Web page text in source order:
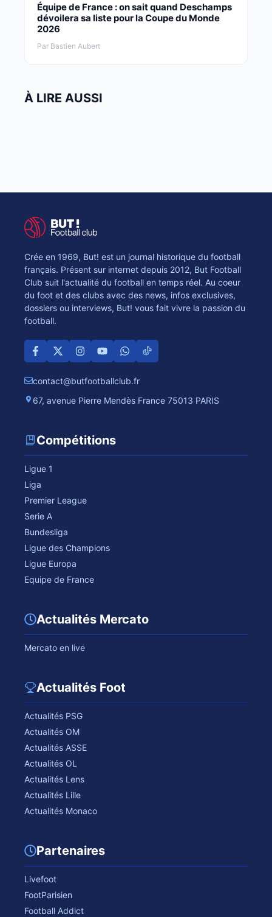
Équipe de France : on sait quand Deschamps
dévoilera sa liste pour la Coupe du Monde
2026
Par Bastien Aubert
À LIRE AUSSI
Crée en 1969, But! est un journal historique du football
français. Présent sur internet depuis 2012, But Football
Club suit l'actualité du football en temps réel. Au coeur
du foot et des clubs avec des news, infos exclusives,
dossiers ou interviews, But! vous fait vivre la passion du
football.
contact@butfootballclub.fr
67, avenue Pierre Mendès France 75013 PARIS
Compétitions
Ligue 1
Liga
Premier League
Serie A
Bundesliga
Ligue des Champions
Ligue Europa
Equipe de France
Actualités Mercato
Mercato en live
Actualités Foot
Actualités PSG
Actualités OM
Actualités ASSE
Actualités OL
Actualités Lens
Actualités Lille
Actualités Monaco
Partenaires
Livefoot
FootParisien
Football Addict